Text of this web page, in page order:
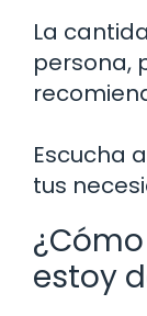
La
persona,
Escucha
tus
estoy